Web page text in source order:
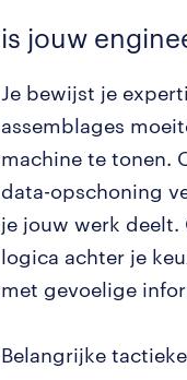
is jouw
Je bewijst je
assemblages
machine te tonen.
data-opschoning
je jouw werk deelt.
logica achter je
met gevoelige
Belangrijke